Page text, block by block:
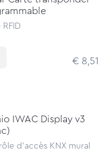
€ 8,51
IWAC Display v3
d'accès KNX mural